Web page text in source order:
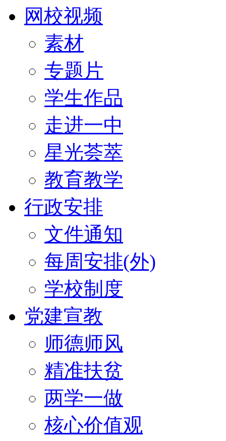
网校视频
素材
专题片
学生作品
走进一中
星光荟萃
教育教学
行政安排
文件通知
每周安排(外)
学校制度
党建宣教
师德师风
精准扶贫
两学一做
核心价值观